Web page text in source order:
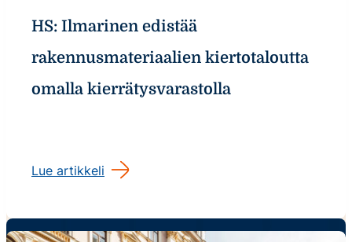
HS: Ilmarinen edistää
rakennusmateriaalien kiertotaloutta
omalla kierrätysvarastolla
Lue artikkeli